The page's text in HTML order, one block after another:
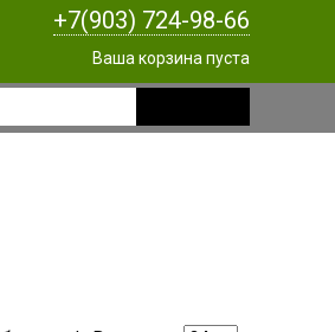
+7(903) 724-98-66
Ваша корзина пуста